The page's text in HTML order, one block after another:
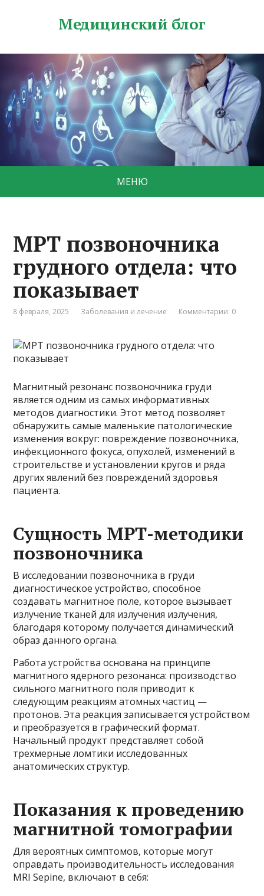
Медицинский блог
МЕНЮ
МРТ позвоночника
грудного отдела: что
показывает
8 февраля, 2025 Заболевания и лечение Комментарии: 0
Магнитный резонанс позвоночника груди
является одним из самых информативных
методов диагностики. Этот метод позволяет
обнаружить самые маленькие патологические
изменения вокруг: повреждение позвоночника,
инфекционного фокуса, опухолей, изменений в
строительстве и установлении кругов и ряда
других явлений без повреждений здоровья
пациента.
Сущность МРТ-методики
позвоночника
В исследовании позвоночника в груди
диагностическое устройство, способное
создавать магнитное поле, которое вызывает
излучение тканей для излучения излучения,
благодаря которому получается динамический
образ данного органа.
Работа устройства основана на принципе
магнитного ядерного резонанса: производство
сильного магнитного поля приводит к
следующим реакциям атомных частиц —
протонов. Эта реакция записывается устройством
и преобразуется в графический формат.
Начальный продукт представляет собой
трехмерные ломтики исследованных
анатомических структур.
Показания к проведению
магнитной томографии
Для вероятных симптомов, которые могут
оправдать производительность исследования
MRI Sepine, включают в себя: